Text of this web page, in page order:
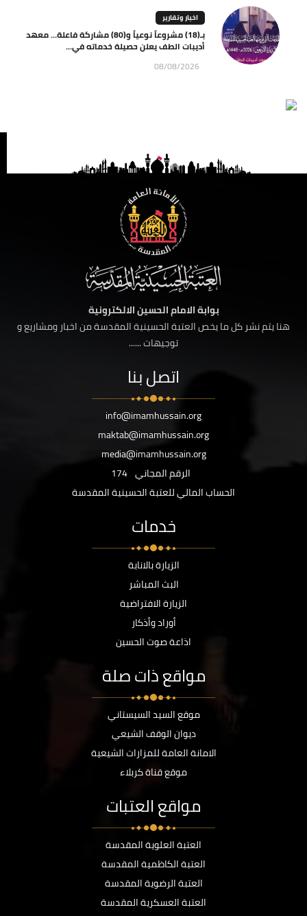
اخبار وتقارير
بـ(18) مشروعاً نوعياً و(80) مشاركة فاعلة… معهد
أديبات الطف يعلن حصيلة خدماته في...
08/08/2026
بوابة الامام الحسين الالكترونية
هنا يتم نشر كل ما يخص العتبة الحسينية المقدسة من اخبار ومشاريع و
توجيهات ......
اتصل بنا
info@imamhussain.org
maktab@imamhussain.org
media@imamhussain.org
الرقم المجاني 174
الحساب المالي للعتبة الحسينية المقدسة
خدمات
الزيارة بالانابة
البث المباشر
الزيارة الافتراضية
أوراد وأذكار
اذاعة صوت الحسين
مواقع ذات صلة
موقع السيد السيستاني
ديوان الوقف الشيعي
الامانة العامة للمزارات الشيعية
موقع قناة كربلاء
مواقع العتبات
العتبة العلوية المقدسة
العتبة الكاظمية المقدسة
العتبة الرضوية المقدسة
العتبة العسكرية المقدسة